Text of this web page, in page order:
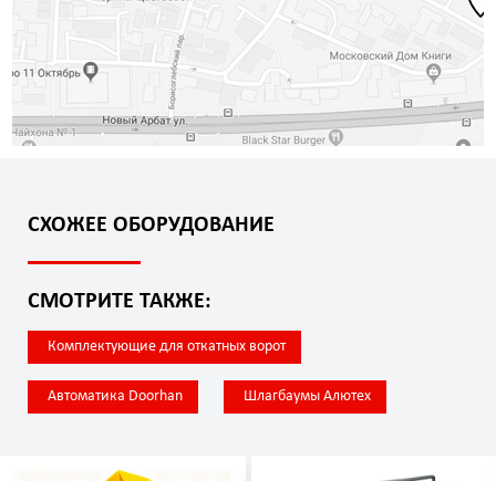
СХОЖЕЕ ОБОРУДОВАНИЕ
СМОТРИТЕ ТАКЖЕ:
Комплектующие для откатных ворот
Автоматика Doorhan Шлагбаумы Алютех